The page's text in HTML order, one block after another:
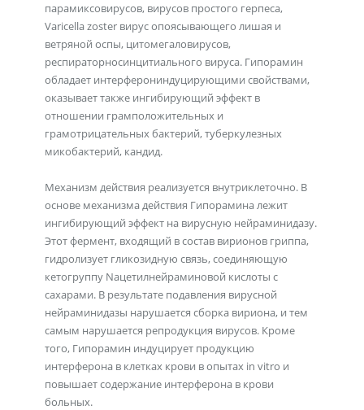
парамиксовирусов, вирусов простого герпеса,
Varicella zoster вирус опоясывающего лишая и
ветряной оспы, цитомегаловирусов,
респираторносинцитиального вируса. Гипорамин
обладает интерферониндуцирующими свойствами,
оказывает также ингибирующий эффект в
отношении грамположительных и
грамотрицательных бактерий, туберкулезных
микобактерий, кандид.
Механизм действия реализуется внутриклеточно. В
основе механизма действия Гипорамина лежит
ингибирующий эффект на вирусную нейраминидазу.
Этот фермент, входящий в состав вирионов гриппа,
гидролизует гликозидную связь, соединяющую
кетогруппу Nацетилнейраминовой кислоты с
сахарами. В результате подавления вирусной
нейраминидазы нарушается сборка вириона, и тем
самым нарушается репродукция вирусов. Кроме
того, Гипорамин индуцирует продукцию
интерферона в клетках крови в опытах in vitro и
повышает содержание интерферона в крови
больных.